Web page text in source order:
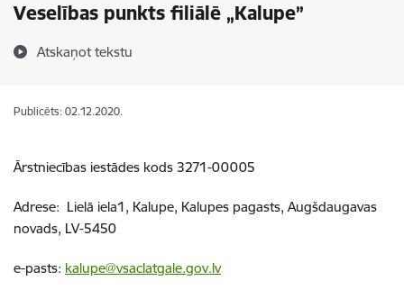
Veselības punkts filiālē „Kalupe”
Atskaņot tekstu
Publicēts: 02.12.2020.
Ārstniecības iestādes kods 3271-00005
Adrese: Lielā iela1, Kalupe, Kalupes pagasts, Augšdaugavas
novads, LV-5450
e-pasts: kalupe@vsaclatgale.gov.lv